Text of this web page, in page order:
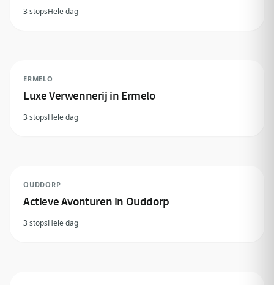
3 stopsHele dag
ERMELO
Luxe Verwennerij in Ermelo
3 stopsHele dag
OUDDORP
Actieve Avonturen in Ouddorp
3 stopsHele dag